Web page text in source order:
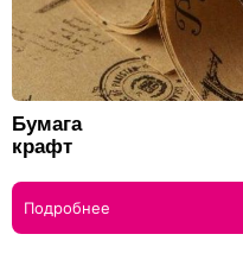
Бумага
крафт
Подробнее